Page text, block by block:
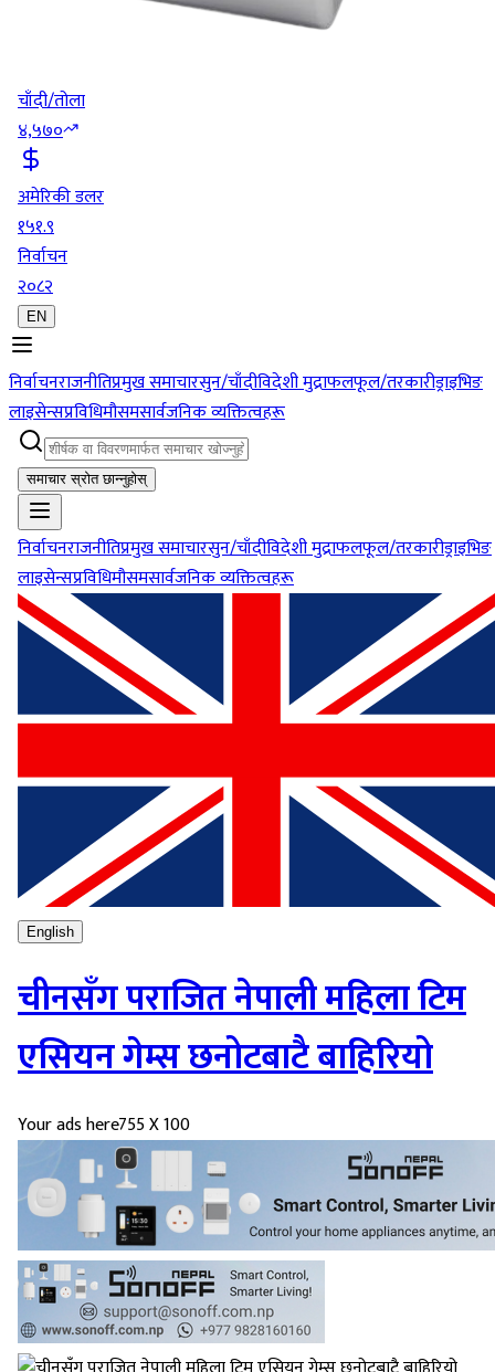
चाँदी/तोला
४,५७०
अमेरिकी डलर
१५१.९
निर्वाचन
२०८२
EN
निर्वाचनराजनीतिप्रमुख समाचारसुन/चाँदीविदेशी मुद्राफलफूल/तरकारीड्राइभिङ
लाइसेन्सप्रविधिमौसमसार्वजनिक व्यक्तित्वहरू
समाचार स्रोत छान्नुहोस्
निर्वाचनराजनीतिप्रमुख समाचारसुन/चाँदीविदेशी मुद्राफलफूल/तरकारीड्राइभिङ
लाइसेन्सप्रविधिमौसमसार्वजनिक व्यक्तित्वहरू
English
चीनसँग पराजित नेपाली महिला टिम
एसियन गेम्स छनोटबाटै बाहिरियो
Your ads here755 X 100